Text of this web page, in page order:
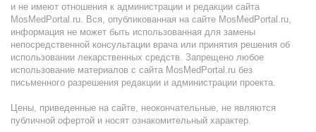
и не имеют отношения к администрации и редакции сайта
MosMedPortal.ru. Вся, опубликованная на сайте MosMedPortal.ru,
информация не может быть использованная для замены
непосредственной консультации врача или принятия решения об
использовании лекарственных средств. Запрещено любое
использование материалов с сайта MosMedPortal.ru без
письменного разрешения редакции и администрации проекта.
Цены, приведенные на сайте, неокончательные, не являются
публичной офертой и носят ознакомительный характер.